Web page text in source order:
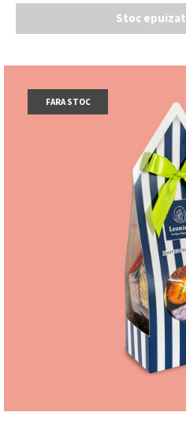
Stoc epuizat
FARA STOC